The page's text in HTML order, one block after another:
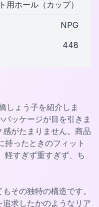
用ホール（カップ）
NPG
448
しょう子を紹介しま
ッケージが目を引きま
がたまりません。商品
ったときのフィット
軽すぎず重すぎず、ち
その独特の構造です。
求したかのようなリア